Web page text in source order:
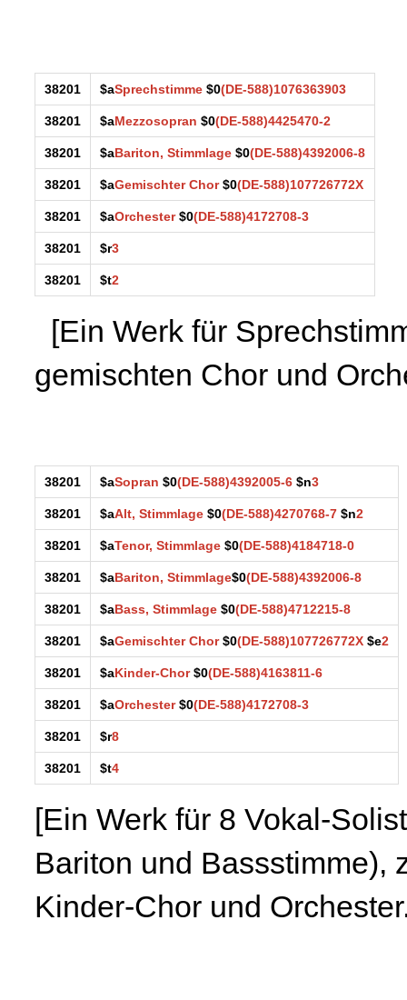
38201 $aSprechstimme $0(DE-588)1076363903
38201 $aMezzosopran $0(DE-588)4425470-2
38201 $aBariton, Stimmlage $0(DE-588)4392006-8
38201 $aGemischter Chor$0(DE-588)107726772X
38201 $aOrchester$0(DE-588)4172708-3
38201 $r3
38201 $t2
[Ein Werk für
gemischten Chor und
38201 $aSopran $0(DE-588)4392005-6 $n3
38201 $aAlt, Stimmlage $0(DE-588)4270768-7 $n2
38201 $aTenor, Stimmlage $0(DE-588)4184718-0
38201 $aBariton, Stimmlage$0(DE-588)4392006-8
38201 $aBass, Stimmlage $0(DE-588)4712215-8
38201 $aGemischter Chor$0(DE-588)107726772X $e2
38201 $aKinder-Chor$0(DE-588)4163811-6
38201 $aOrchester$0(DE-588)4172708-3
38201 $r8
38201 $t4
[Ein Werk für 8 Vokal-
Bariton und Bassstimme),
Kinder-Chor und